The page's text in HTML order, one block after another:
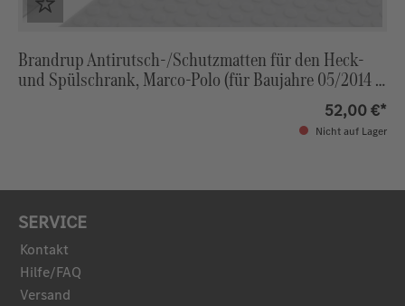
Brandrup Antirutsch-/Schutzmatten für den Heck-
und Spülschrank, Marco-Polo (für Baujahre 05/2014 -
52,00 €*
Nicht auf Lager
SERVICE
Kontakt
Hilfe/FAQ
Versand